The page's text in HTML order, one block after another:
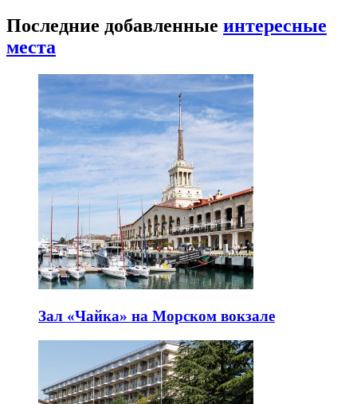
Последние добавленные интересные
места
Зал «Чайка» на Морском вокзале